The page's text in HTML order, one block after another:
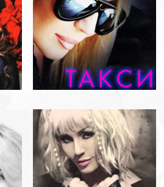
USA
FITZGERALD
Детальнiше
-